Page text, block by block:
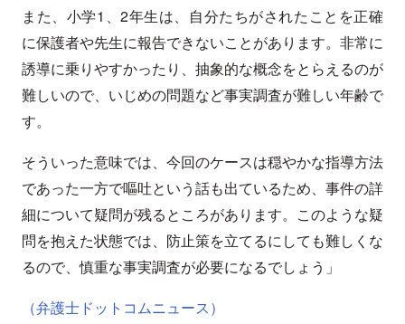
また、小学1、2年生は、自分たちがされたことを正確
に保護者や先生に報告できないことがあります。非常に
誘導に乗りやすかったり、抽象的な概念をとらえるのが
難しいので、いじめの問題など事実調査が難しい年齢で
す。
そういった意味では、今回のケースは穏やかな指導方法
であった一方で嘔吐という話も出ているため、事件の詳
細について疑問が残るところがあります。このような疑
問を抱えた状態では、防止策を立てるにしても難しくな
るので、慎重な事実調査が必要になるでしょう」
（弁護士ドットコムニュース）